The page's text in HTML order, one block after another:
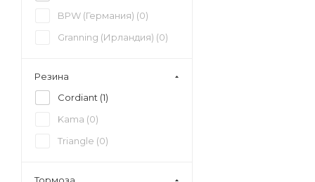
BPW (Германия) (0)
Granning (Ирландия) (0)
Резина
Cordiant (1)
Kama (0)
Triangle (0)